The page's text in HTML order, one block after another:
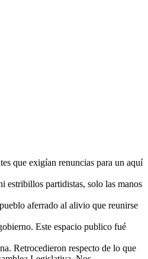
que exigían renuncias para un aquí
estribillos partidistas, solo las manos
aferrado al alivio que reunirse
Este espacio publico fué
Retrocedieron respecto de lo que